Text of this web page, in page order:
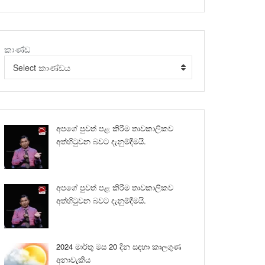
කාණ්ඩ
Select කාණ්ඩය
අපගේ පුවත් පළ කිරීම තාවකාලිකව
අත්හිටුවන බවට දැනුම්දීමයි.
අපගේ පුවත් පළ කිරීම තාවකාලිකව
අත්හිටුවන බවට දැනුම්දීමයි.
2024 මාර්තු මස 20 දින සඳහා කාලගුණ
අනාවැකිය